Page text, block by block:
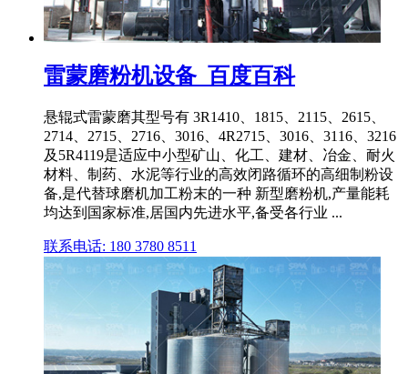
雷蒙磨粉机设备_百度百科
悬辊式雷蒙磨其型号有 3R1410、1815、2115、2615、
2714、2715、2716、3016、4R2715、3016、3116、3216
及5R4119是适应中小型矿山、化工、建材、冶金、耐火
材料、制药、水泥等行业的高效闭路循环的高细制粉设
备,是代替球磨机加工粉末的一种 新型磨粉机,产量能耗
均达到国家标准,居国内先进水平,备受各行业 ...
联系电话: 180 3780 8511